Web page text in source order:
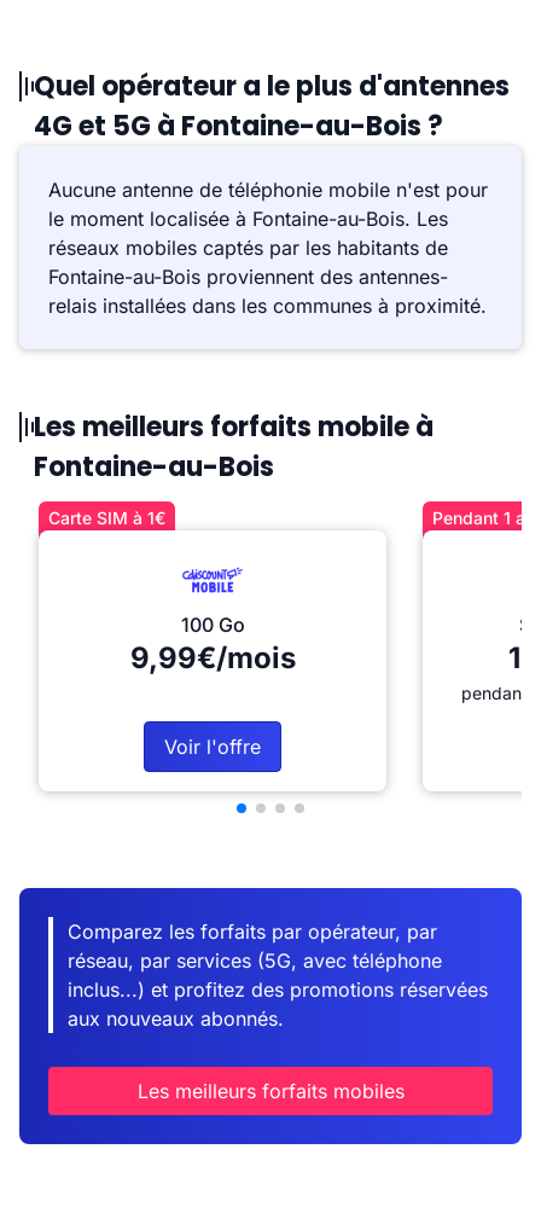
Quel opérateur a le plus d'antennes
4G et 5G à Fontaine-au-Bois ?
Aucune antenne de téléphonie mobile n'est pour
le moment localisée à Fontaine-au-Bois. Les
réseaux mobiles captés par les habitants de
Fontaine-au-Bois proviennent des antennes-
relais installées dans les communes à proximité.
Les meilleurs forfaits mobile à
Fontaine-au-Bois
Carte SIM à 1€
100 Go
9,99€/mois
Voir l'offre
Pendant 1
pendant
Comparez les forfaits par opérateur, par
réseau, par services (5G, avec téléphone
inclus...) et profitez des promotions réservées
aux nouveaux abonnés.
Les meilleurs forfaits mobiles